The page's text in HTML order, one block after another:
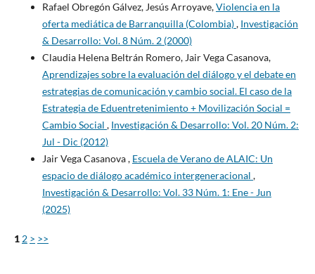
Rafael Obregón Gálvez, Jesús Arroyave,Violencia en la
oferta mediática de Barranquilla (Colombia), Investigación
& Desarrollo: Vol. 8 Núm. 2 (2000)
Claudia Helena Beltrán Romero, Jair Vega Casanova,
Aprendizajes sobre la evaluación del diálogo y el debate en
estrategias de comunicación y cambio social. El caso de la
Estrategia de Eduentretenimiento + Movilización Social =
Cambio Social , Investigación & Desarrollo: Vol. 20 Núm. 2:
Jul - Dic (2012)
Jair Vega Casanova , Escuela de Verano de ALAIC: Un
espacio de diálogo académico intergeneracional ,
Investigación & Desarrollo: Vol. 33 Núm. 1: Ene - Jun
(2025)
12 > >>